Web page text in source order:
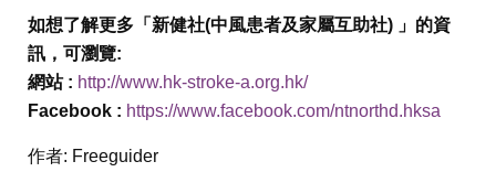
如想了解更多「新健社(中風患者及家屬互助社) 」的資
訊，可瀏覽:
網站 : http://www.hk-stroke-a.org.hk/
Facebook : https://www.facebook.com/ntnorthd.hksa
作者: Freeguider